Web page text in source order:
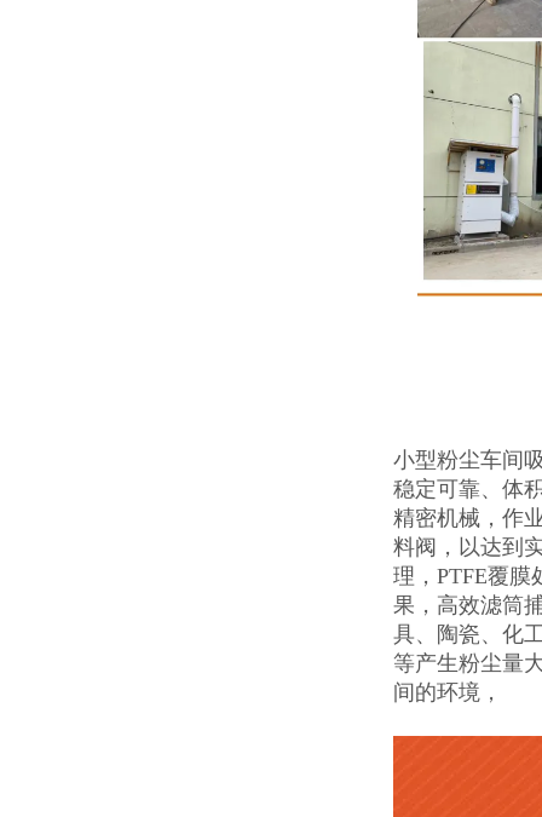
小型粉尘车间
稳定可靠、体
精密机械，作
料阀，以达到
理，PTFE覆膜
果，高效滤筒
具、陶瓷、化
等产生粉尘量
间的环境，